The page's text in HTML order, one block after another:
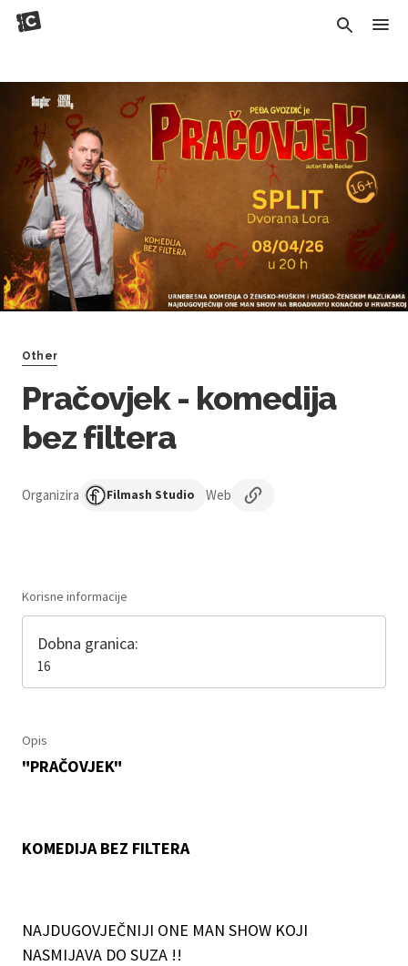
Other
Pračovjek - komedija
bez filtera
Organizira Filmash Studio Web
Korisne informacije
Dobna granica:
16
Opis
"PRAČOVJEK"
KOMEDIJA BEZ FILTERA
NAJDUGOVJEČNIJI ONE MAN SHOW KOJI
NASMIJAVA DO SUZA !!